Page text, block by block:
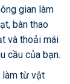
gian làm
bàn thao
và thoải mái
cầu của bạn.
từ vật